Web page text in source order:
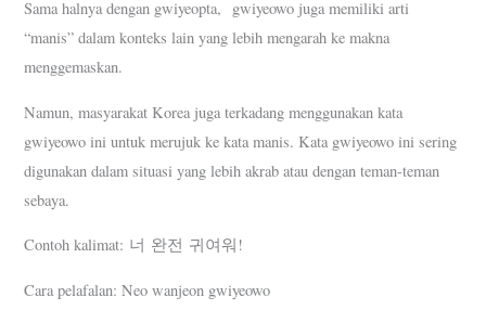
Sama halnya dengan gwiyeopta, gwiyeowo juga memiliki arti
“manis” dalam konteks lain yang lebih mengarah ke makna
menggemaskan.
Namun, masyarakat Korea juga terkadang menggunakan kata
gwiyeowo ini untuk merujuk ke kata manis. Kata gwiyeowo ini sering
digunakan dalam situasi yang lebih akrab atau dengan teman-teman
sebaya.
Contoh kalimat: 너 완전 귀여워!
Cara pelafalan: Neo wanjeon gwiyeowo